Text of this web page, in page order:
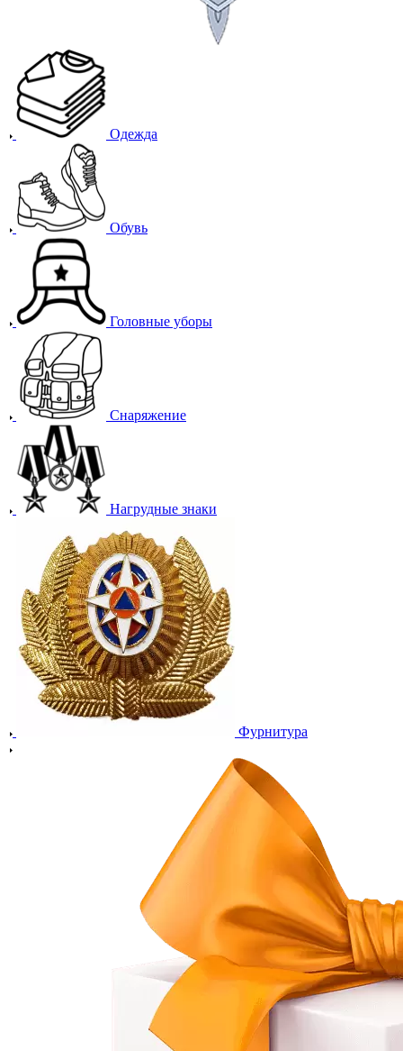
Одежда
Обувь
Головные уборы
Снаряжение
Нагрудные знаки
Фурнитура